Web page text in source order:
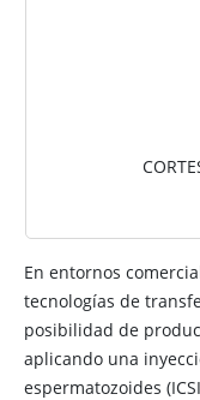
En entornos
tecnologías de
posibilidad de
aplicando una
espermatozoides